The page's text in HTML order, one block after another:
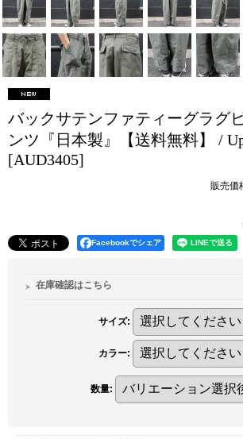
バックサテンファティーグラグ
ンツ『日本製』【送料無料】 /
[AUD3405]
販売価
Facebookでシェア
在庫確認はこちら
サイズ:
カラー:
数量: